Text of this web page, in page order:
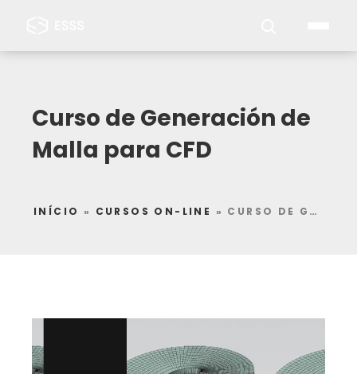
Curso de Generación de
Malla para CFD
INÍCIO » CURSOS ON-LINE » CURSO DE GENERACIÓN DE MALLA PARA CFD